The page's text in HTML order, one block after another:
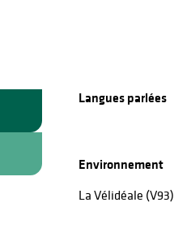
Langues parlées
Langues parlées
Environnement
Environnement
La Vélidéale (V93)